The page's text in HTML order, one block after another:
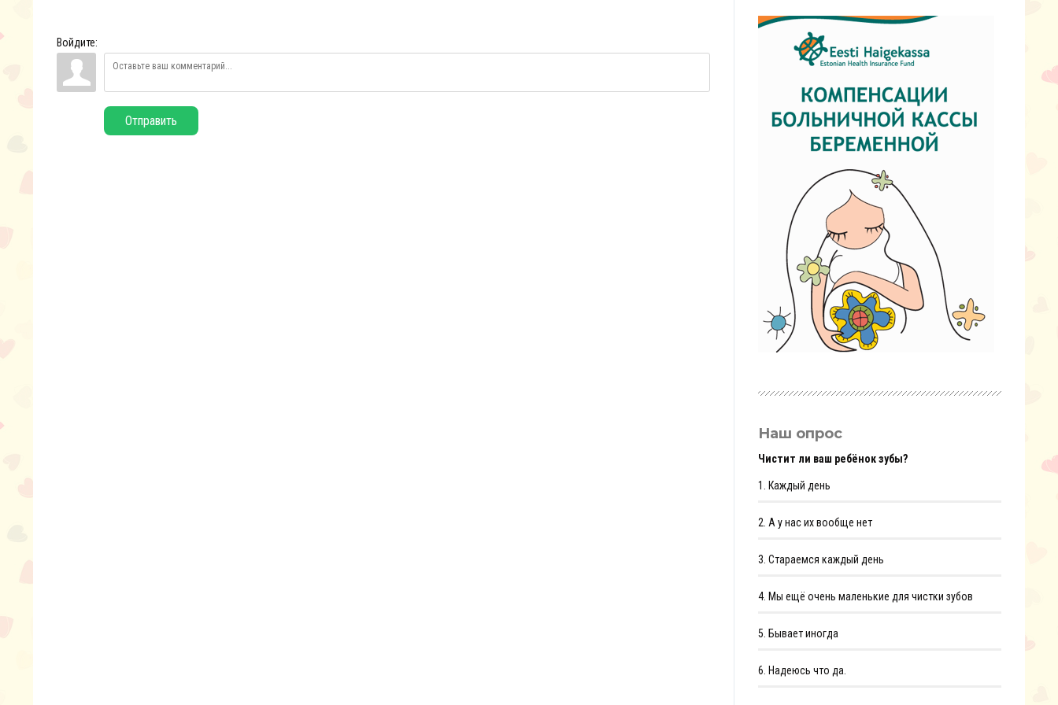
Войдите:
Отправить
Наш опрос
Чистит ли ваш ребёнок зубы?
1. Каждый день
2. А у нас их вообще нет
3. Стараемся каждый день
4. Мы ещё очень маленькие для чистки зубов
5. Бывает иногда
6. Надеюсь что да.